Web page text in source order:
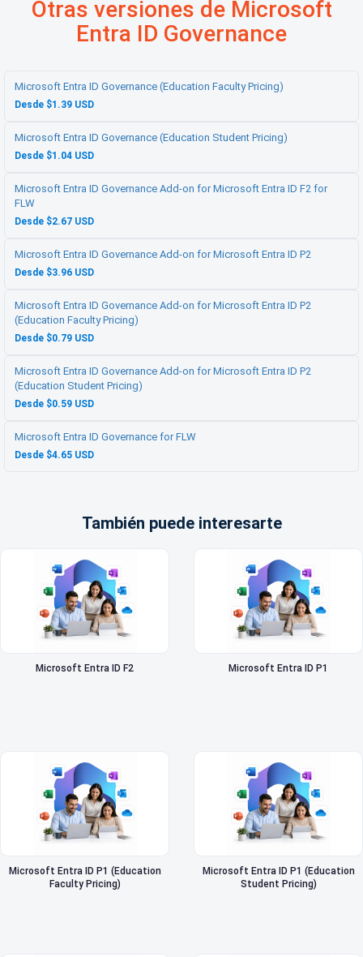
Otras versiones de Microsoft
Entra ID Governance
Microsoft Entra ID Governance (Education Faculty Pricing)
Desde $1.39 USD
Microsoft Entra ID Governance (Education Student Pricing)
Desde $1.04 USD
Microsoft Entra ID Governance Add-on for Microsoft Entra ID F2 for
FLW
Desde $2.67 USD
Microsoft Entra ID Governance Add-on for Microsoft Entra ID P2
Desde $3.96 USD
Microsoft Entra ID Governance Add-on for Microsoft Entra ID P2
(Education Faculty Pricing)
Desde $0.79 USD
Microsoft Entra ID Governance Add-on for Microsoft Entra ID P2
(Education Student Pricing)
Desde $0.59 USD
Microsoft Entra ID Governance for FLW
Desde $4.65 USD
También puede interesarte
Microsoft Entra ID F2 Microsoft Entra ID P1
Microsoft Entra ID P1 (Education
Faculty Pricing)
Microsoft Entra ID P1 (Education
Student Pricing)